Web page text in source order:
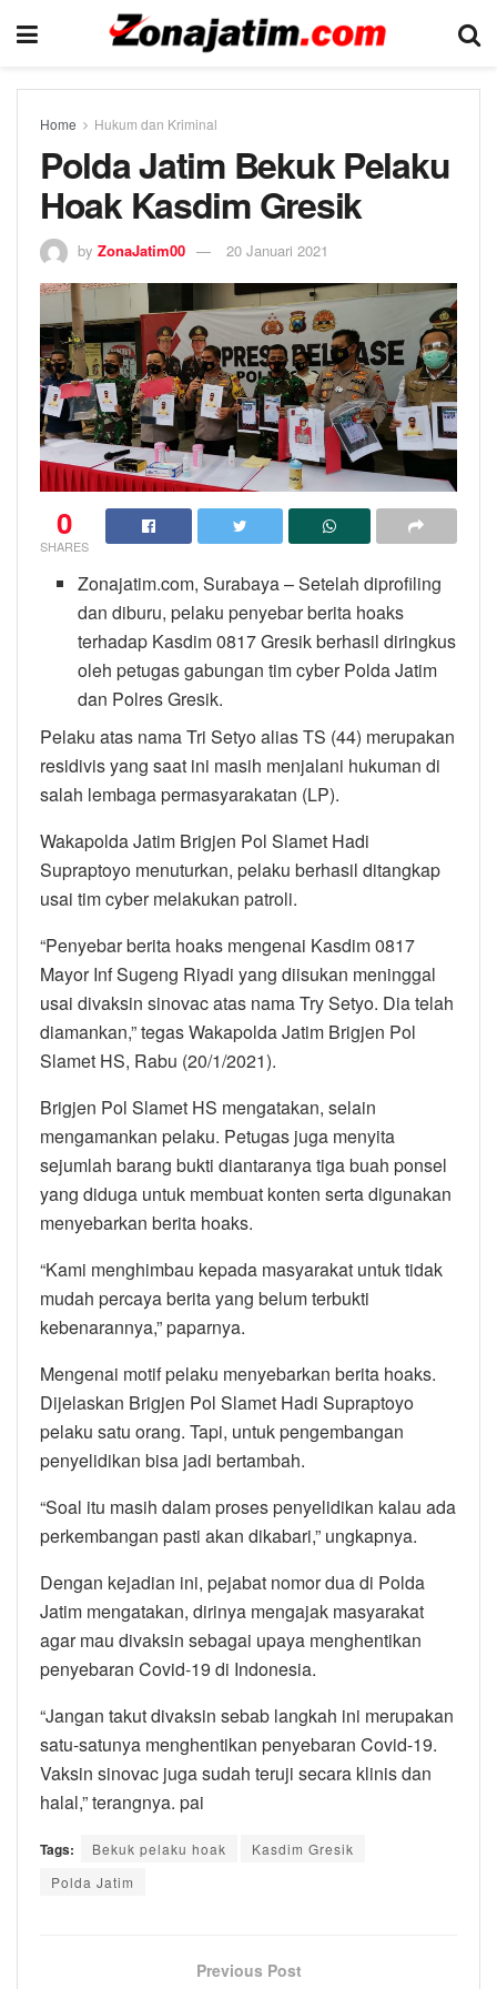
Home Hukum dan Kriminal
Polda Jatim Bekuk Pelaku
Hoak Kasdim Gresik
by ZonaJatim00 20 Januari 2021
0
SHARES
Zonajatim.com, Surabaya – Setelah diprofiling
dan diburu, pelaku penyebar berita hoaks
terhadap Kasdim 0817 Gresik berhasil diringkus
oleh petugas gabungan tim cyber Polda Jatim
dan Polres Gresik.
Pelaku atas nama Tri Setyo alias TS (44) merupakan
residivis yang saat ini masih menjalani hukuman di
salah lembaga permasyarakatan (LP).
Wakapolda Jatim Brigjen Pol Slamet Hadi
Supraptoyo menuturkan, pelaku berhasil ditangkap
usai tim cyber melakukan patroli.
“Penyebar berita hoaks mengenai Kasdim 0817
Mayor Inf Sugeng Riyadi yang diisukan meninggal
usai divaksin sinovac atas nama Try Setyo. Dia telah
diamankan,” tegas Wakapolda Jatim Brigjen Pol
Slamet HS, Rabu (20/1/2021).
Brigjen Pol Slamet HS mengatakan, selain
mengamankan pelaku. Petugas juga menyita
sejumlah barang bukti diantaranya tiga buah ponsel
yang diduga untuk membuat konten serta digunakan
menyebarkan berita hoaks.
“Kami menghimbau kepada masyarakat untuk tidak
mudah percaya berita yang belum terbukti
kebenarannya,” paparnya.
Mengenai motif pelaku menyebarkan berita hoaks.
Dijelaskan Brigjen Pol Slamet Hadi Supraptoyo
pelaku satu orang. Tapi, untuk pengembangan
penyelidikan bisa jadi bertambah.
“Soal itu masih dalam proses penyelidikan kalau ada
perkembangan pasti akan dikabari,” ungkapnya.
Dengan kejadian ini, pejabat nomor dua di Polda
Jatim mengatakan, dirinya mengajak masyarakat
agar mau divaksin sebagai upaya menghentikan
penyebaran Covid-19 di Indonesia.
“Jangan takut divaksin sebab langkah ini merupakan
satu-satunya menghentikan penyebaran Covid-19.
Vaksin sinovac juga sudah teruji secara klinis dan
halal,” terangnya. pai
Tags: Bekuk pelaku hoak
Kasdim Gresik
Polda Jatim
Previous Post